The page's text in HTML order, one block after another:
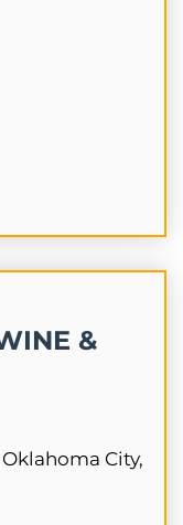
&
City,